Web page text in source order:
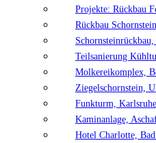
Projekte: Rückbau
Rückbau
Teilsanierung
Molkereikomplex,
Ziegelschornstein,
Funkturm, Karlsruhe
Kaminanlage,
Hotel Charlotte,